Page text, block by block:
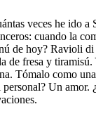
veces he ido a
cuando la
de hoy? Ravioli di
de fresa y tiramisú.
Tómalo como
Un amor.